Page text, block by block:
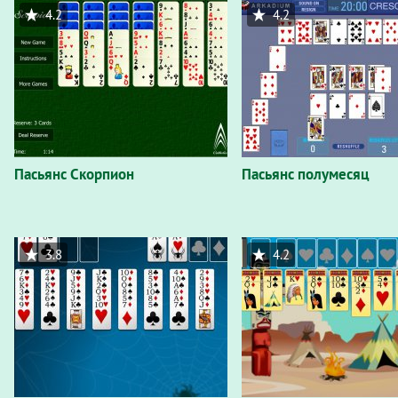
Пасьянс Скорпион
4.2
Пасьянс полумесяц
4.2
3.8 4.2